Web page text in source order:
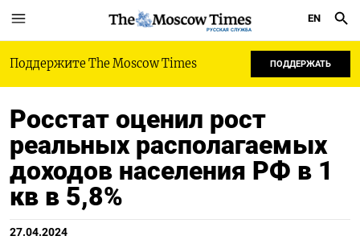
РУССКАЯ СЛУЖБА
EN
Поддержите The Moscow Times ПОДДЕРЖАТЬ
Росстат оценил рост
реальных располагаемых
доходов населения РФ в 1
кв в 5,8%
27.04.2024